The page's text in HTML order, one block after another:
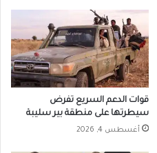
قوات الدعم السريع تفرض
سيطرتها على منطقة بير سليبة
أغسطس 4, 2026